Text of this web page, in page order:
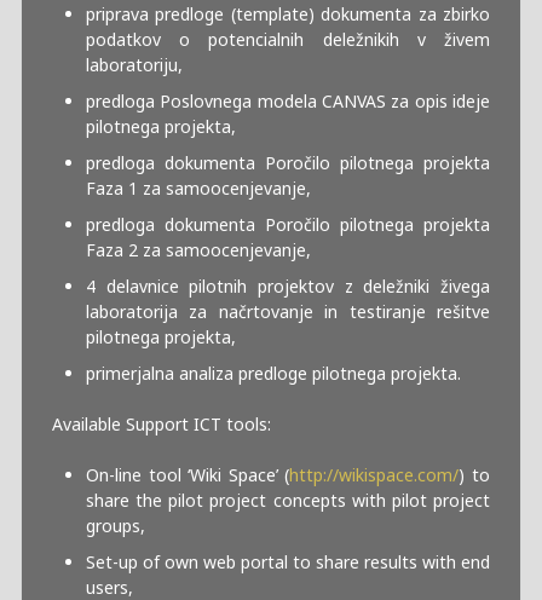
priprava predloge (template) dokumenta za zbirko
podatkov o potencialnih deležnikih v živem
laboratoriju,
predloga Poslovnega modela CANVAS za opis ideje
pilotnega projekta,
predloga dokumenta Poročilo pilotnega projekta
Faza 1 za samoocenjevanje,
predloga dokumenta Poročilo pilotnega projekta
Faza 2 za samoocenjevanje,
4 delavnice pilotnih projektov z deležniki živega
laboratorija za načrtovanje in testiranje rešitve
pilotnega projekta,
primerjalna analiza predloge pilotnega projekta.
Available Support ICT tools:
On-line tool ‘Wiki Space’ (http://wikispace.com/) to
share the pilot project concepts with pilot project
groups,
Set-up of own web portal to share results with end
users,